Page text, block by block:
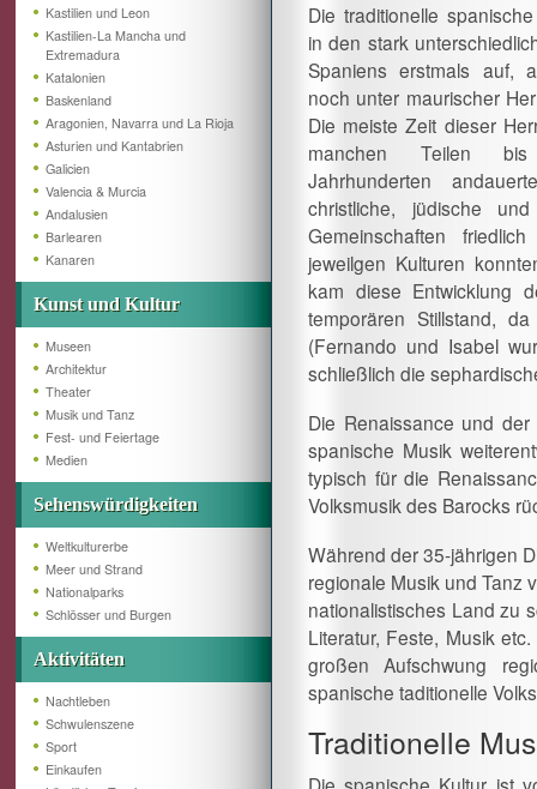
Kastilien und Leon
Kastilien-La Mancha und
Extremadura
Katalonien
Baskenland
Aragonien, Navarra und La Rioja
Asturien und Kantabrien
Galicien
Valencia & Murcia
Andalusien
Barlearen
Kanaren
Kunst und Kultur
Museen
Architektur
Theater
Musik und Tanz
Fest- und Feiertage
Medien
Sehenswürdigkeiten
Weltkulturerbe
Meer und Strand
Nationalparks
Schlösser und Burgen
Aktivitäten
Nachtleben
Schwulenszene
Sport
Einkaufen
Die traditionelle
in den stark
Spaniens erstmals auf,
noch unter maurischer
Die meiste Zeit dieser
manchen Teilen
Jahrhunderten
christliche, jüdische und
Gemeinschaften
jeweilgen Kulturen
kam diese Entwicklung
temporären Stillstand,
(Fernando und Isabel
schließlich die
Die Renaissance und
spanische Musik
typisch für die
Volksmusik des Barocks
Während der 35-jährigen
regionale Musik und Tanz
nationalistisches Land zu
Literatur, Feste, Musik
großen Aufschwung
spanische taditionelle
Traditionelle